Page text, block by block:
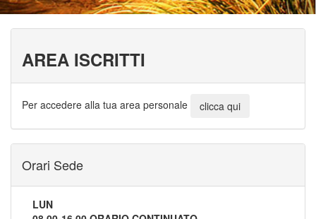
AREA ISCRITTI
Per accedere alla tua area personale clicca qui
Orari Sede
LUN